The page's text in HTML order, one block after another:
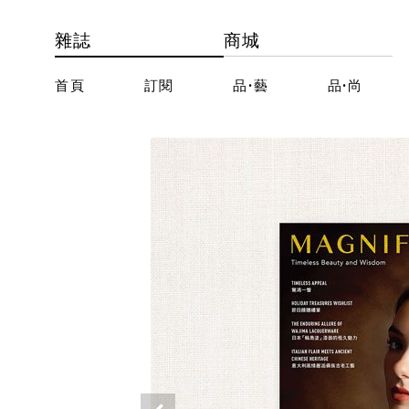
雜誌
首頁 訂閱 品·藝 品·尚
商城